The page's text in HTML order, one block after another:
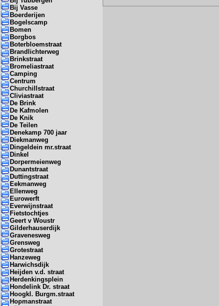
Bij Vasse
Boerderijen
Bogelscamp
Bomen
Borgbos
Boterbloemstraat
Brandlichterweg
Brinkstraat
Bromeliastraat
Camping
Centrum
Churchillstraat
Cliviastraat
De Brink
De Kafmolen
De Knik
De Teilen
Denekamp 700 jaar
Diekmanweg
Dingeldein mr.straat
Dinkel
Dorpermeienweg
Dunantstraat
Duttingstraat
Eekmanweg
Ellenweg
Eurowerft
Everwijnstraat
Fietstochtjes
Geert v Woustr
Gilderhauserdijk
Gravenesweg
Grensweg
Grotestraat
Hanzeweg
Harwichsdijk
Heijden v.d. straat
Herdenkingsplein
Hondelink Dr. straat
Hoogkl. Burgm.straat
Hopmanstraat